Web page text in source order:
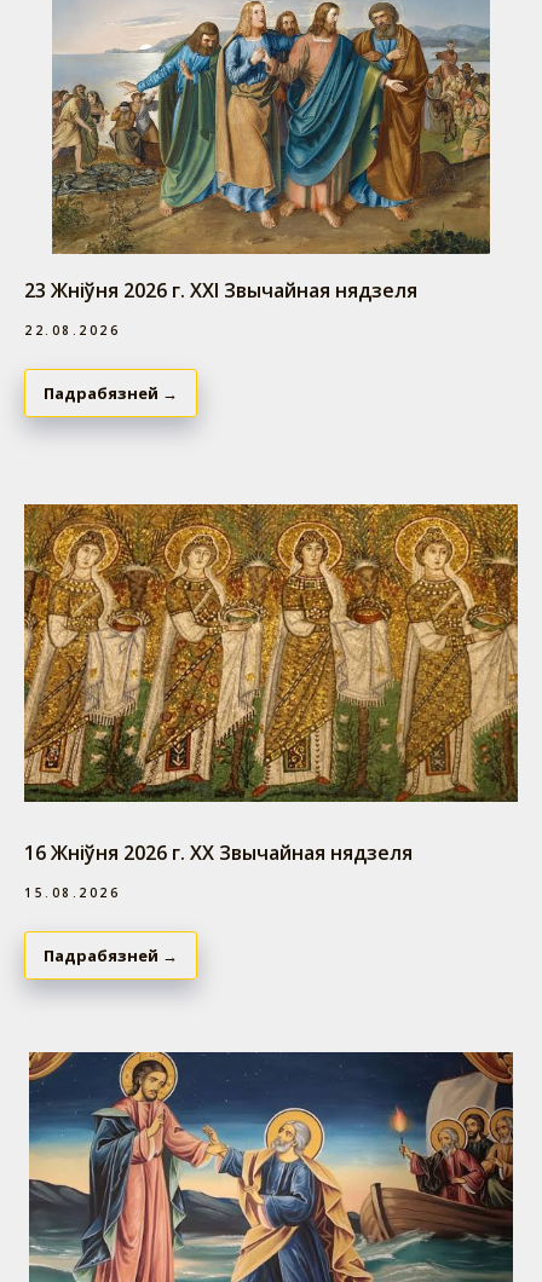
23 Жніўня 2026 г. ХXІ Звычайная нядзеля
22.08.2026
Падрабязней →
16 Жніўня 2026 г. ХX Звычайная нядзеля
15.08.2026
Падрабязней →